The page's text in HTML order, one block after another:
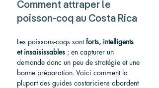
Comment attraper le
poisson-coq au Costa Rica
Les poissons-coqs sont forts, intelligents
et insaisissables ; en capturer un
demande donc un peu de stratégie et une
bonne préparation. Voici comment la
plupart des guides costariciens abordent